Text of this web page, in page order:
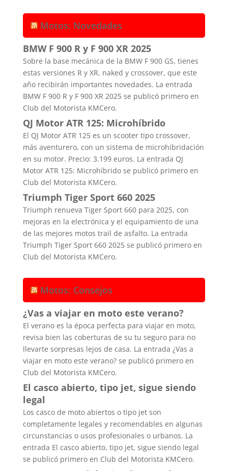
Motos: Novedades
BMW F 900 R y F 900 XR 2025
Sobre la base mecánica de la BMW F 900 GS, tienes
estas versiones R y XR, naked y crossover, que este
año recibirán importantes novedades. La entrada
BMW F 900 R y F 900 XR 2025 se publicó primero en
Club del Motorista KMCero.
QJ Motor ATR 125: Microhíbrido
El QJ Motor ATR 125 es un scooter tipo crossover,
más aventurero, con un sistema de microhibridación
en su motor. Precio: 3.199 euros. La entrada QJ
Motor ATR 125: Microhíbrido se publicó primero en
Club del Motorista KMCero.
Triumph Tiger Sport 660 2025
Triumph renueva Tiger Sport 660 para 2025, con
mejoras en la electrónica y el equipamiento de una
de las mejores motos trail de asfalto. La entrada
Triumph Tiger Sport 660 2025 se publicó primero en
Club del Motorista KMCero.
Motos: Consejos
¿Vas a viajar en moto este verano?
El verano es la época perfecta para viajar en moto,
revisa bien las coberturas de su tu seguro para no
llevarte sorpresas lejos de casa. La entrada ¿Vas a
viajar en moto este verano? se publicó primero en
Club del Motorista KMCero.
El casco abierto, tipo jet, sigue siendo
legal
Los casco de moto abiertos o tipo jet son
completamente legales y recomendables en algunas
circunstancias o usos profesionales o urbanos. La
entrada El casco abierto, tipo jet, sigue siendo legal
se publicó primero en Club del Motorista KMCero.